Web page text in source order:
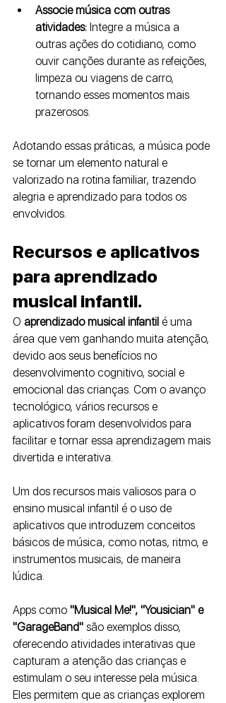
Associe música com outras
atividades: Integre a música a
outras ações do cotidiano, como
ouvir canções durante as refeições,
limpeza ou viagens de carro,
tornando esses momentos mais
prazerosos.
Adotando essas práticas, a música pode
se tornar um elemento natural e
valorizado na rotina familiar, trazendo
alegria e aprendizado para todos os
envolvidos.
Recursos e aplicativos
para aprendizado
musical infantil.
O aprendizado musical infantil é uma
área que vem ganhando muita atenção,
devido aos seus benefícios no
desenvolvimento cognitivo, social e
emocional das crianças. Com o avanço
tecnológico, vários recursos e
aplicativos foram desenvolvidos para
facilitar e tornar essa aprendizagem mais
divertida e interativa.
Um dos recursos mais valiosos para o
ensino musical infantil é o uso de
aplicativos que introduzem conceitos
básicos de música, como notas, ritmo, e
instrumentos musicais, de maneira
lúdica.
Apps como "Musical Me!", "Yousician" e
"GarageBand" são exemplos disso,
oferecendo atividades interativas que
capturam a atenção das crianças e
estimulam o seu interesse pela música.
Eles permitem que as crianças explorem